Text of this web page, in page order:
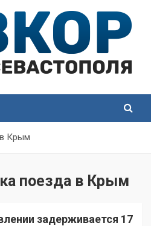
Крым
поезда в Крым
задерживается 17